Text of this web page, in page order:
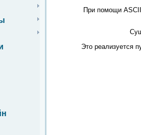
При помощи
Это реализуется